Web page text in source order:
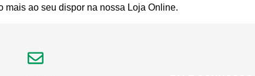
mais ao seu dispor na nossa Loja Online.